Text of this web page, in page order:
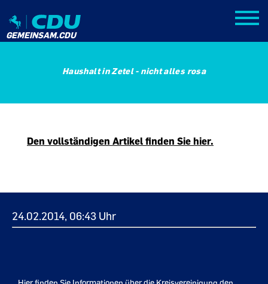
GEMEINSAM.CDU
Haushalt in Zetel - nicht alles rosa
Den vollständigen Artikel finden Sie hier.
24.02.2014, 06:43 Uhr